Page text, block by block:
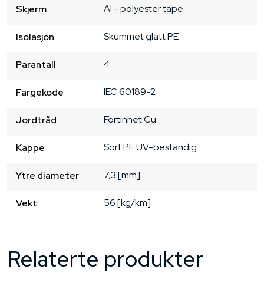
Skjerm Al - polyester tape
Isolasjon Skummet glatt PE
Parantall 4
Fargekode IEC 60189-2
Jordtråd Fortinnet Cu
Kappe SortPEUV-bestandig
Ytre diameter 7,3 [mm]
Vekt 56 [kg/km]
Relaterte produkter